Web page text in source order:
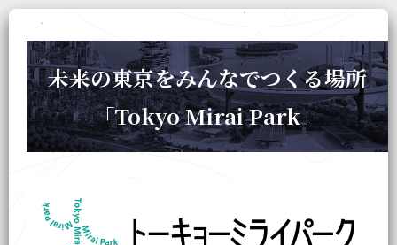
未来の東京をみんなでつくる場所
「Tokyo Mirai Park」